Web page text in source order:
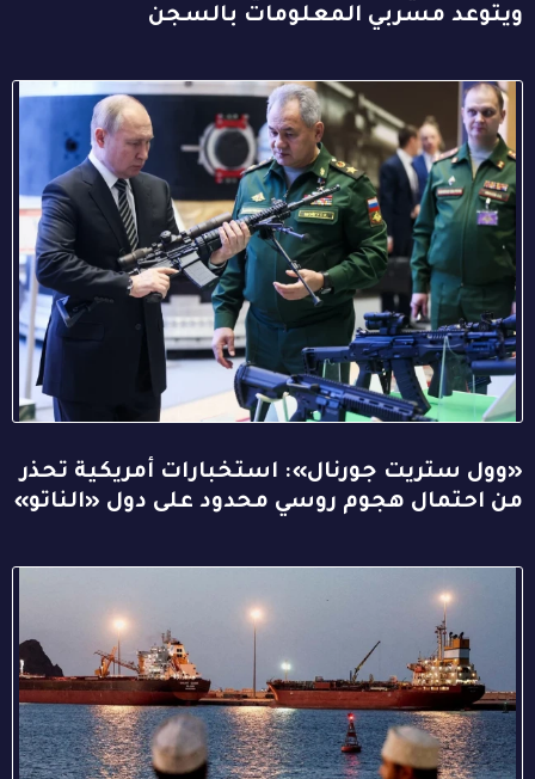
ويتوعد مسربي المعلومات بالسجن
«وول ستريت جورنال»: استخبارات أمريكية تحذر
من احتمال هجوم روسي محدود على دول «الناتو»